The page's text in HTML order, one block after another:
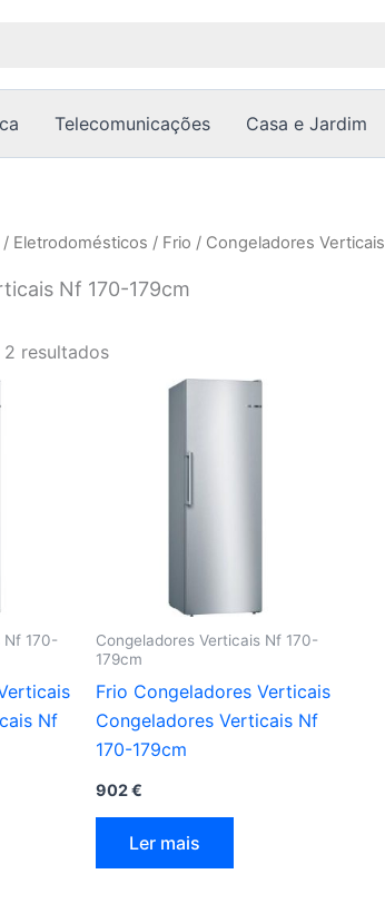
Telecomunicações Casa e Jardim
/ Eletrodomésticos / Frio / Congeladores Verticais
Nf 170-179cm
resultados
Nf 170-
Nf
Congeladores Verticais Nf 170-
179cm
Frio Congeladores Verticais
Congeladores Verticais Nf
170-179cm
902€
Ler mais